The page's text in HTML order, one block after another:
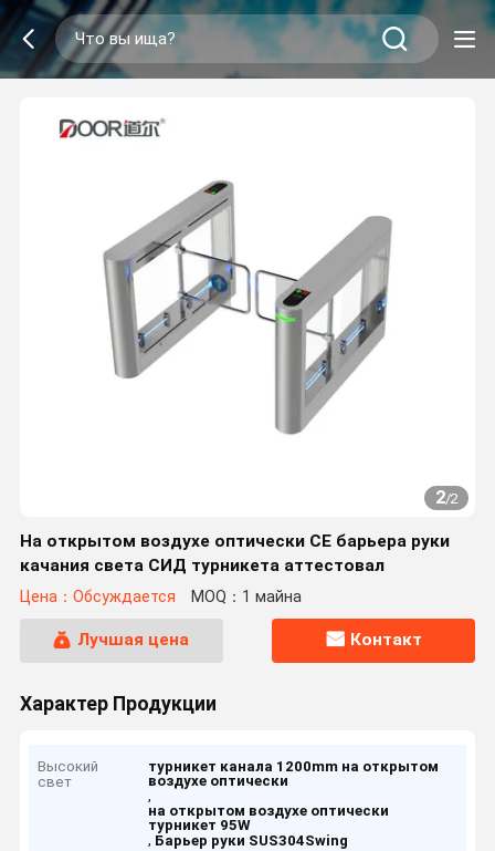
2/2
На открытом воздухе оптически CE барьера руки
качания света СИД турникета аттестовал
Цена：Обсуждается MOQ：1 майна
Лучшая цена Контакт
Характер Продукции
Высокий
свет
турникет канала 1200mm на открытом
воздухе оптически
,
на открытом воздухе оптически
турникет 95W
, Барьер руки SUS304Swing